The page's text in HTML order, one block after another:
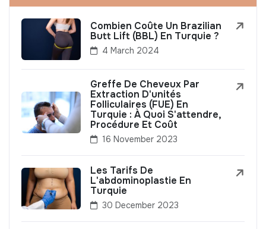
Combien Coûte Un Brazilian
Butt Lift (BBL) En Turquie ?
4 March 2024
Greffe De Cheveux Par
Extraction D'unités
Folliculaires (FUE) En
Turquie : À Quoi S'attendre,
Procédure Et Coût
16 November 2023
Les Tarifs De
L'abdominoplastie En
Turquie
30 December 2023